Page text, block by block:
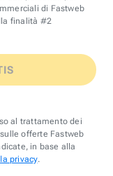
di Fastweb
finalità #2
al trattamento dei
offerte Fastweb
in base alla
privacy.